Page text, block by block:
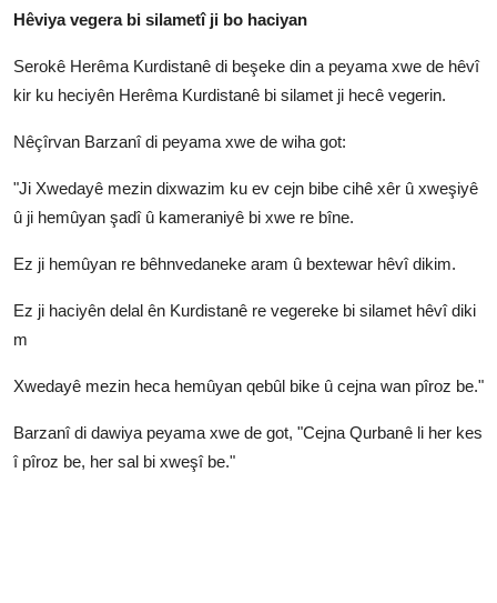
Hêviya vegera bi silametî ji bo haciyan
Serokê Herêma Kurdistanê di beşeke din a peyama xwe de hêvî
kir ku heciyên Herêma Kurdistanê bi silamet ji hecê vegerin.
Nêçîrvan Barzanî di peyama xwe de wiha got:
"Ji Xwedayê mezin dixwazim ku ev cejn bibe cihê xêr û xweşiyê
û ji hemûyan şadî û kameraniyê bi xwe re bîne.
Ez ji hemûyan re bêhnvedaneke aram û bextewar hêvî dikim.
Ez ji haciyên delal ên Kurdistanê re vegereke bi silamet hêvî diki
m
Xwedayê mezin heca hemûyan qebûl bike û cejna wan pîroz be."
Barzanî di dawiya peyama xwe de got, "Cejna Qurbanê li her kes
î pîroz be, her sal bi xweşî be."